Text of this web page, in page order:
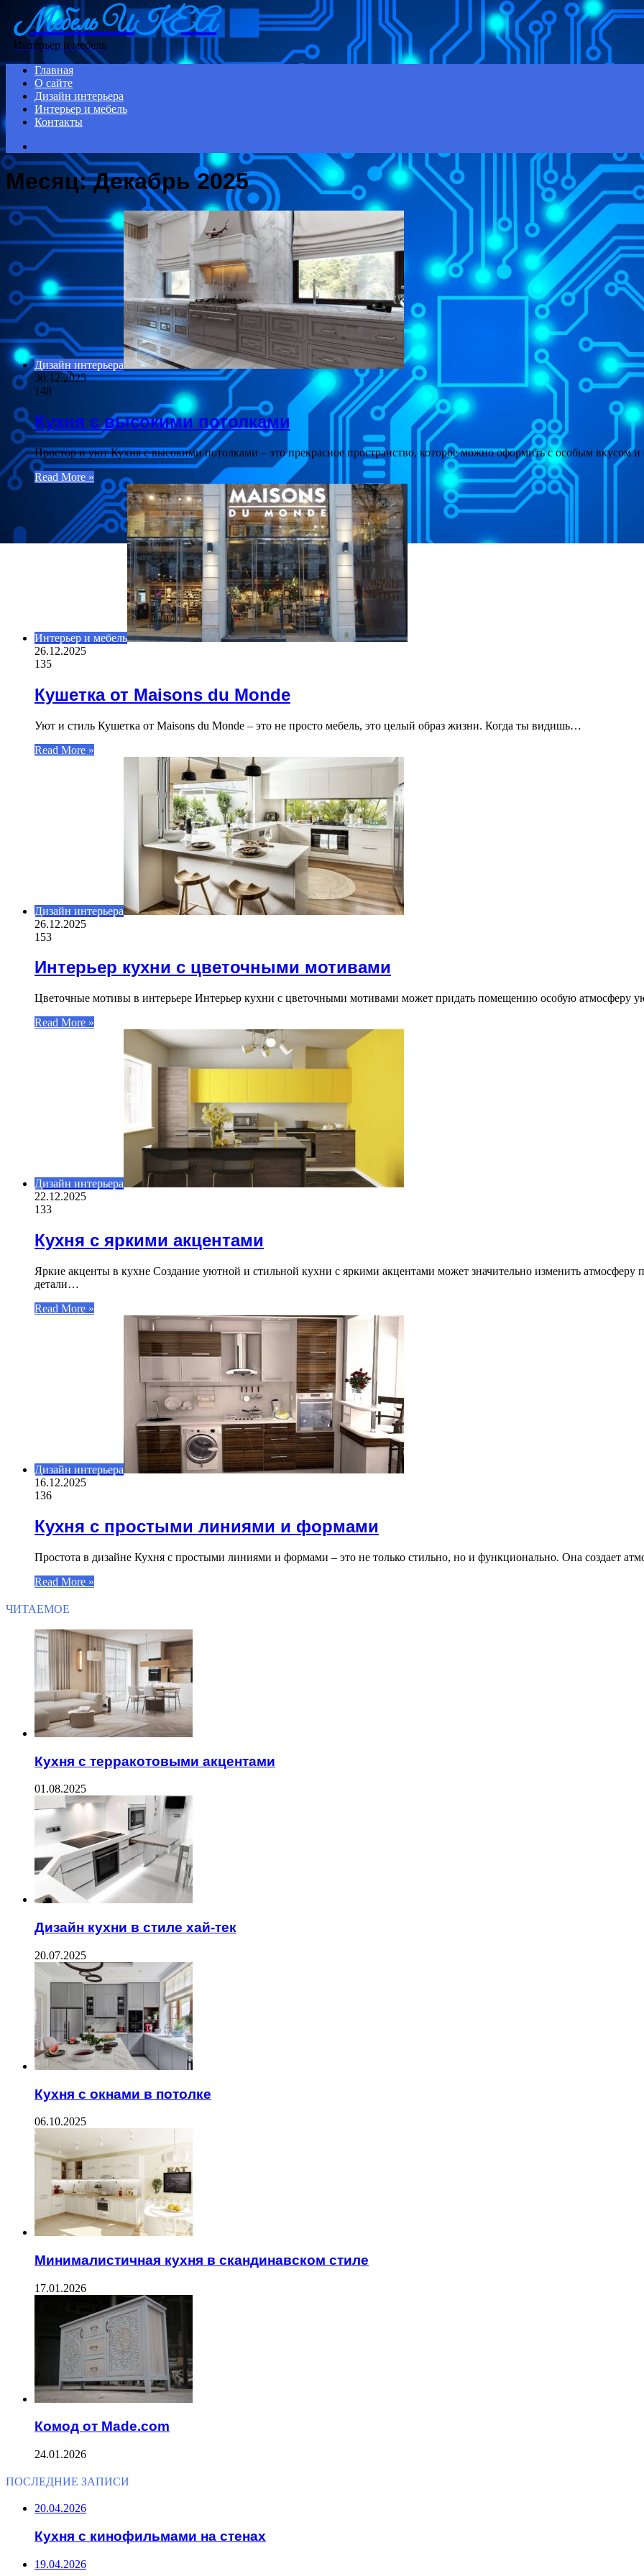
Мебель ИКЕА
Интерьер и мебель
Главная
О сайте
Дизайн интерьера
Интерьер и мебель
Контакты
for
Месяц:Декабрь 2025
Дизайн интерьера
30.12.2025
148
Кухня с высокими потолками
Простор и уют Кухня с высокими потолками – это прекрасное пространство, которое можно оформить с особым вкусом
Read More »
Интерьер и мебель
26.12.2025
135
Кушетка от Maisons du Monde
Уют и стиль Кушетка от Maisons du Monde – это не просто мебель, это целый образ жизни. Когда ты видишь…
Read More »
Дизайн интерьера
26.12.2025
153
Интерьер кухни с цветочными мотивами
Цветочные мотивы в интерьере Интерьер кухни с цветочными мотивами может придать помещению особую атмосферу
Read More »
Дизайн интерьера
22.12.2025
133
Кухня с яркими акцентами
Яркие акценты в кухне Создание уютной и стильной кухни с яркими акцентами может значительно изменить
детали…
Read More »
Дизайн интерьера
16.12.2025
136
Кухня с простыми линиями и формами
Простота в дизайне Кухня с простыми линиями и формами – это не только стильно, но и функционально. Она создает
Read More »
ЧИТАЕМОЕ
Кухня с терракотовыми акцентами
01.08.2025
Дизайн кухни в стиле хай-тек
20.07.2025
Кухня с окнами в потолке
06.10.2025
Минималистичная кухня в скандинавском стиле
17.01.2026
Комод от Made.com
24.01.2026
ПОСЛЕДНИЕ ЗАПИСИ
20.04.2026
Кухня с кинофильмами на стенах
19.04.2026